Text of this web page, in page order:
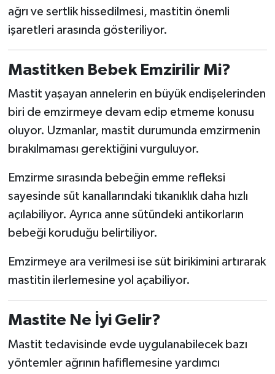
ağrı ve sertlik hissedilmesi, mastitin önemli
işaretleri arasında gösteriliyor.
Mastitken Bebek Emzirilir Mi?
Mastit yaşayan annelerin en büyük endişelerinden
biri de emzirmeye devam edip etmeme konusu
oluyor. Uzmanlar, mastit durumunda emzirmenin
bırakılmaması gerektiğini vurguluyor.
Emzirme sırasında bebeğin emme refleksi
sayesinde süt kanallarındaki tıkanıklık daha hızlı
açılabiliyor. Ayrıca anne sütündeki antikorların
bebeği koruduğu belirtiliyor.
Emzirmeye ara verilmesi ise süt birikimini artırarak
mastitin ilerlemesine yol açabiliyor.
Mastite Ne İyi Gelir?
Mastit tedavisinde evde uygulanabilecek bazı
yöntemler ağrının hafiflemesine yardımcı